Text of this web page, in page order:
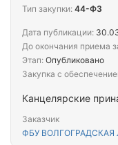
Канцелярские
Заказчик
ФБУ
Тип закупки: 44-ФЗ
Дата публикации:
До окончания приема
Этап: Опубликовано
Закупка с